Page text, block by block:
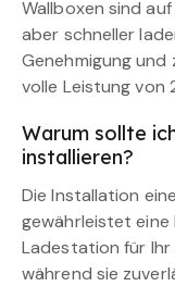
Wallboxen sind
aber schneller
Genehmigung
volle Leistung von
Warum sollte
installieren?
Die Installation
gewährleistet eine
Ladestation für
während sie